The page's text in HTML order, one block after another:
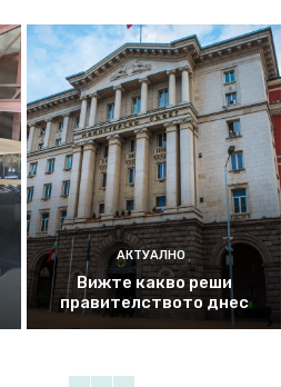
АКТУАЛНО
Вижте какво реши
правителството днес